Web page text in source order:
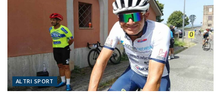
ALTRI SPORT